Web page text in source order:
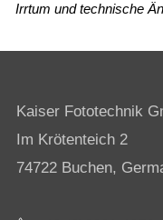
Irrtum und technische
Kaiser Fototechnik
Im Krötenteich 2
74722 Buchen,